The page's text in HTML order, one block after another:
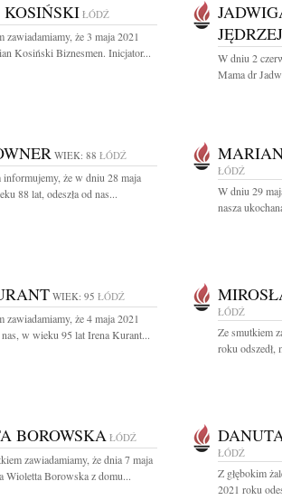
ŁÓDŹ
zawiadamiamy, że 3 maja 2021
Kosiński Biznesmen. Inicjator...
W dniu 2
Mama dr
WIEK: 88 ŁÓDŹ
że w dniu 28 maja
88 lat, odeszła od nas...
ŁÓDŹ
W dniu 29
nasza
WIEK: 95 ŁÓDŹ
zawiadamiamy, że 4 maja 2021
nas, w wieku 95 lat Irena Kurant...
ŁÓDŹ
Ze smutkiem
roku odszedł,
BOROWSKA ŁÓDŹ
zawiadamiamy, że dnia 7 maja
Wioletta Borowska z domu...
ŁÓDŹ
Z głębokim
2021 roku